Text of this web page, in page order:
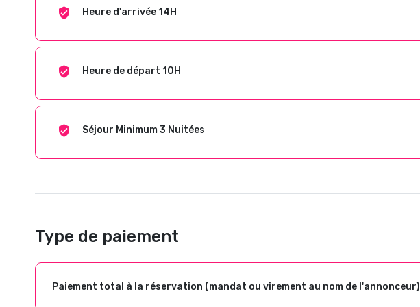
Heure d'arrivée 14H
Heure de départ 10H
Séjour Minimum 3 Nuitées
Type de paiement
Paiement total à la réservation (mandat ou virement au nom de l'annonceur)